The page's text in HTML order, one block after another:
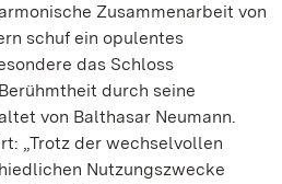
Zusammenarbeit von
schuf ein opulentes
das Schloss
durch seine
von Balthasar Neumann.
„Trotz der wechselvollen
Nutzungszwecke